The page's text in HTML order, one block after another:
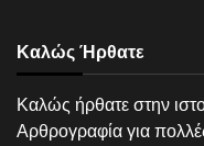
Καλώς Ήρθατε
Καλώς ήρθατε στην
Αρθρογραφία για